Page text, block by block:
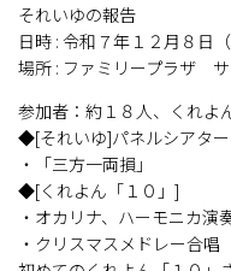
それいゆの報告
日時 : 令和７年１２月８日
場所 : ファミリープラザ
参加者：約１８人、くれよ
◆[それいゆ]パネルシアター
・「三方一両損」
◆[くれよん「１０」]
・オカリナ、ハーモニカ演
・クリスマスメドレー合唱